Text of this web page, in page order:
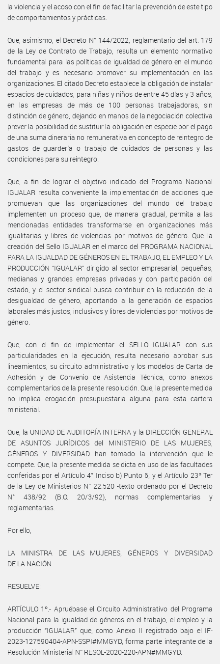
la violencia y el acoso con el fin de facilitar la prevención de este tipo
de comportamientos y prácticas.
Que, asimismo, el Decreto N° 144/2022, reglamentario del art. 179
de la Ley de Contrato de Trabajo, resulta un elemento normativo
fundamental para las políticas de igualdad de género en el mundo
del trabajo y es necesario promover su implementación en las
organizaciones. El citado Decreto establece la obligación de instalar
espacios de cuidados, para niñas y niños de entre 45 días y 3 años,
en las empresas de más de 100 personas trabajadoras, sin
distinción de género, dejando en manos de la negociación colectiva
prever la posibilidad de sustituir la obligación en especie por el pago
de una suma dineraria no remunerativa en concepto de reintegro de
gastos de guardería o trabajo de cuidados de personas y las
condiciones para su reintegro.
Que, a fin de lograr el objetivo indicado del Programa Nacional
IGUALAR resulta conveniente la implementación de acciones que
promuevan que las organizaciones del mundo del trabajo
implementen un proceso que, de manera gradual, permita a las
mencionadas entidades transformarse en organizaciones más
igualitarias y libres de violencias por motivos de género. Que la
creación del Sello IGUALAR en el marco del PROGRAMA NACIONAL
PARA LA IGUALDAD DE GÉNEROS EN EL TRABAJO, EL EMPLEO Y LA
PRODUCCIÓN “IGUALAR” dirigido al sector empresarial, pequeñas,
medianas y grandes empresas privadas y con participación del
estado, y el sector sindical busca contribuir en la reducción de la
desigualdad de género, aportando a la generación de espacios
laborales más justos, inclusivos y libres de violencias por motivos de
género.
Que, con el fin de implementar el SELLO IGUALAR con sus
particularidades en la ejecución, resulta necesario aprobar sus
lineamientos, su circuito administrativo y los modelos de Carta de
Adhesión y de Convenio de Asistencia Técnica, como anexos
complementarios de la presente resolución. Que, la presente medida
no implica erogación presupuestaria alguna para esta cartera
ministerial.
Que, la UNIDAD DE AUDITORÍA INTERNA y la DIRECCIÓN GENERAL
DE ASUNTOS JURÍDICOS del MINISTERIO DE LAS MUJERES,
GÉNEROS Y DIVERSIDAD han tomado la intervención que le
compete. Que, la presente medida se dicta en uso de las facultades
conferidas por el Artículo 4° Inciso b) Punto 6; y el Artículo 23º Ter
de la Ley de Ministerios N° 22.520 -texto ordenado por el Decreto
N° 438/92 (B.O. 20/3/92), normas complementarias y
reglamentarias.
Por ello,
LA MINISTRA DE LAS MUJERES, GÉNEROS Y DIVERSIDAD
DE LA NACIÓN
RESUELVE:
ARTÍCULO 1º.- Apruébase el Circuito Administrativo del Programa
Nacional para la igualdad de géneros en el trabajo, el empleo y la
producción “IGUALAR” que, como Anexo II registrado bajo el IF-
2023-127590404-APN-SSPI#MMGYD, forma parte integrante de la
Resolución Ministerial N° RESOL-2020-220-APN#MMGYD.